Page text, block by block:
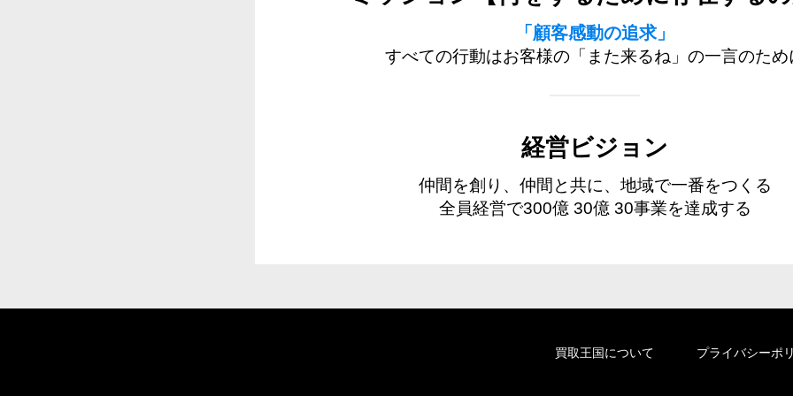
「顧客感動の追求」
すべての行動はお客様の「また来るね」の一言のため
経営ビジョン
仲間を創り、仲間と共に、 地域で一番をつくる
全員経営で300億 30億 30事業を達成する
買取王国について プライバシーポ